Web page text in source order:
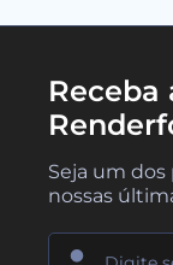
Receba
Seja um
nossas